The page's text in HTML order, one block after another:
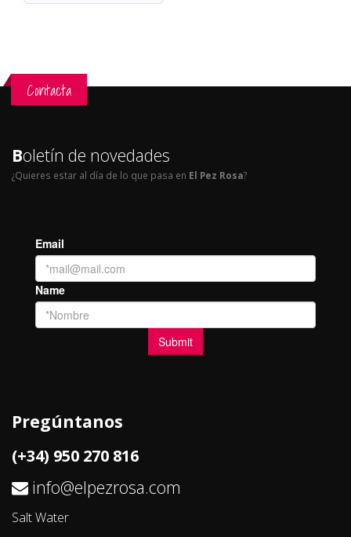
Contacta
Boletín de novedades
¿Quieres estar al día de lo que pasa en El Pez Rosa?
Pregúntanos
(+34) 950 270 816
info@elpezrosa.com
Salt Water